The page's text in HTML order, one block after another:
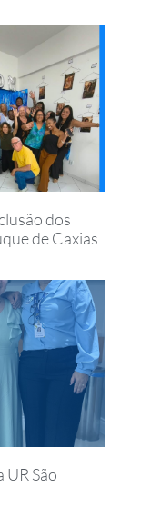
dos
de Caxias
UR São